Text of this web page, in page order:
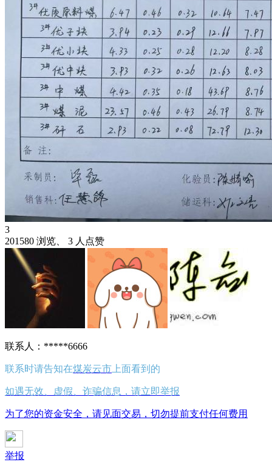
3
201580 浏览、 3 人点赞
联系人：*****6666
联系时请告知在煤炭云市 上面看到的
如遇无效、虚假、诈骗信息，请立即举报
为了您的资金安全，请见面交易，切勿提前支付任何费用
举报